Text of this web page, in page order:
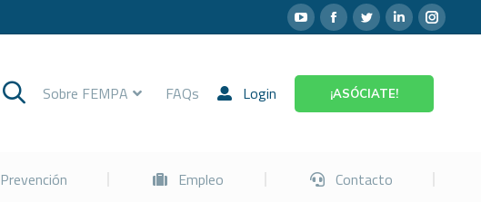
Sobre FEMPA FAQs Login ¡ASÓCIATE!
Prevención Empleo Contacto
Prevención Empleo Contacto